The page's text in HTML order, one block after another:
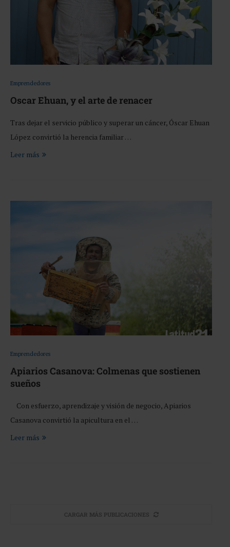
Emprendedores
Oscar Ehuan, y el arte de renacer
Tras dejar el servicio público y superar un cáncer, Óscar Ehuan
López convirtió la herencia familiar …
Leer más
Emprendedores
Apiarios Casanova: Colmenas que sostienen
sueños
Con esfuerzo, aprendizaje y visión de negocio, Apiarios
Casanova convirtió la apicultura en el …
Leer más
CARGAR MÁS PUBLICACIONES